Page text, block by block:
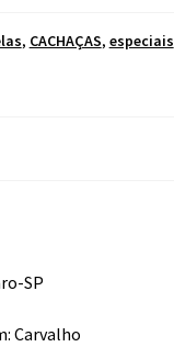
, CACHAÇAS, especiais
SP
Carvalho